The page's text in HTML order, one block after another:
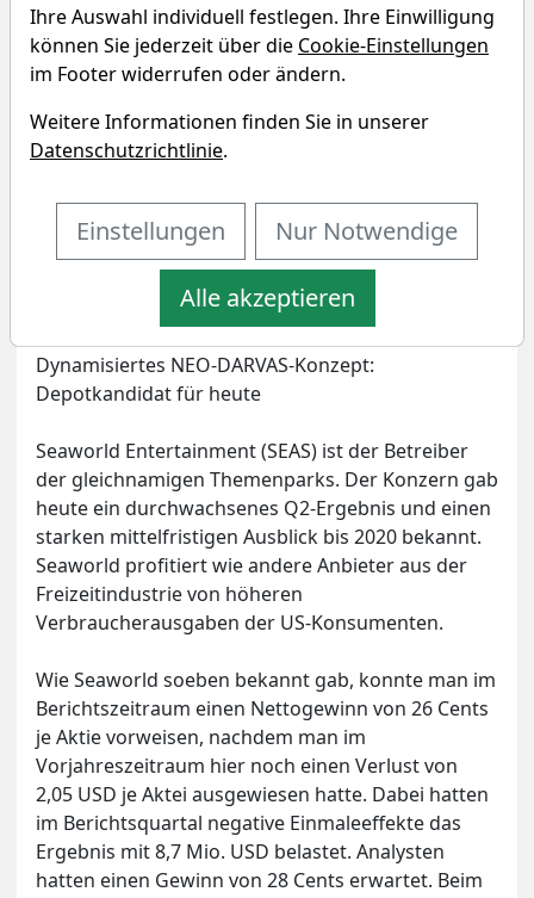
Artikel drucken
Eigenpositionen
Dynamisiertes NEO-DARVAS-Konzept:
Depotkandidat für heute
Seaworld Entertainment (SEAS) ist der Betreiber
der gleichnamigen Themenparks. Der Konzern gab
heute ein durchwachsenes Q2-Ergebnis und einen
starken mittelfristigen Ausblick bis 2020 bekannt.
Seaworld profitiert wie andere Anbieter aus der
Freizeitindustrie von höheren
Verbraucherausgaben der US-Konsumenten.
Wie Seaworld soeben bekannt gab, konnte man im
Berichtszeitraum einen Nettogewinn von 26 Cents
je Aktie vorweisen, nachdem man im
Vorjahreszeitraum hier noch einen Verlust von
2,05 USD je Aktei ausgewiesen hatte. Dabei hatten
im Berichtsquartal negative Einmaleeffekte das
Ergebnis mit 8,7 Mio. USD belastet. Analysten
hatten einen Gewinn von 28 Cents erwartet. Beim
Ihre Auswahl individuell festlegen. Ihre Einwilligung
können Sie jederzeit über die Cookie-Einstellungen
im Footer widerrufen oder ändern.
Weitere Informationen finden Sie in unserer
Datenschutzrichtlinie.
Einstellungen Nur Notwendige
Alle akzeptieren